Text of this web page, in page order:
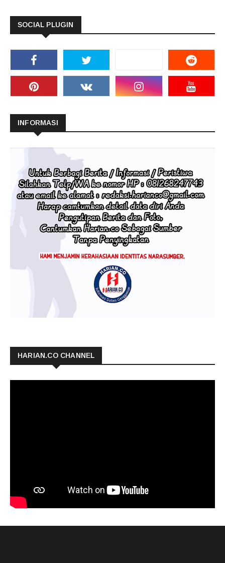
SOCIAL PLUGIN
INFORMASI
HARIAN.CO CHANNEL